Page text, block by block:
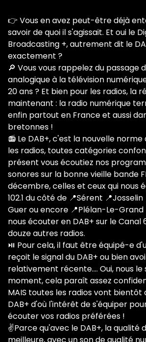
👉 Vous en avez peut-être déjà
savoir de quoi il s'agissait. Et oui le
Broadcasting +, autrement dit le
exactement ?
🔎 Vous vous rappelez du passage
analogique à la télévision
20 ans ? Et bien pour les radios, la
maintenant : la radio numérique
enfin partout en France et aussi
bretonnes !
📻 Le DAB+, c'est la nouvelle
les radios, toutes catégories
présent vous écoutiez nos
sonores sur la bonne vieille bande
décembre, celles et ceux qui nous
102.1 du côté de 📍Sérent
Guer ou encore 📍Plélan-Le-Grand
nous écouter en DAB+ sur le Canal
douze autres radios.
⏯️ Pour cela, il faut être équipé-e
reçoit le signal du DAB+ ou bien
relativement récente.... Oui, nous le
moment, cela paraît assez
MAIS toutes les radios vont
DAB+ d'où l'intérêt de s'équiper
écouter vos radios préférées !
✌Parce qu'avec le DAB+, la qualité